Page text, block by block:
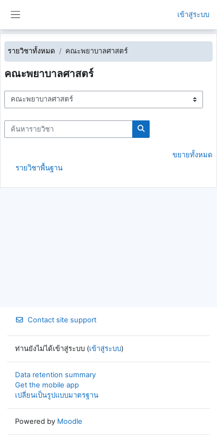
เข้าสู่ระบบ
รายวิชาทั้งหมด คณะพยาบาลศาสตร์
คณะพยาบาลศาสตร์
ประเภทของรายวิชา
ค้นหารายวิชา
ค้นหารายวิชา
ขยายทั้งหมด
รายวิชาพื้นฐาน
Contact site support
ท่านยังไม่ได้เข้าสู่ระบบ (เข้าสู่ระบบ)
Data retention summary
Get the mobile app
เปลี่ยนเป็นรูปแบบมาตรฐาน
Powered by Moodle